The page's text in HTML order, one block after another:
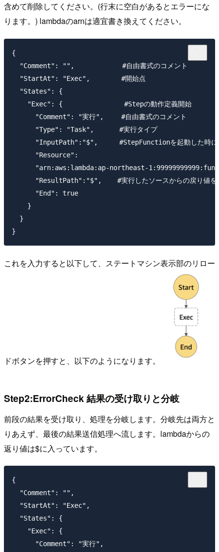
含めて削除してください。(行末に空白があるとエラーにな
ります。) lambdaのarnは適宜書き換えてください。
{
  "Comment": "",　　　　　　　#自由書式のコメント
  "StartAt": "Exec",　　　　 #開始点
  "States": {
    "Exec": {　　　　　　　　　#Stepの動作定義開始
      "Comment": "実行",　　 #自由書式のコメント
      "Type": "Task",　　   #実行タイプ
"InputPath":"$",　　  #StepFunctionを起動した時
      "Resource":
"arn:aws:lambda:ap-northeast-
"ResultPath":"$",    #実行したソースからの戻り値を
      "End": true
    }
  }
これを入力すると以下して、ステートマシン表示部のリロー
ドボタンを押すと、以下のようになります。
Step2:ErrorCheck 結果の受け取りと分岐
前段の結果を受け取り、処理を分岐します。分岐先は両方と
りあえず、最後の結果送信処理へ流します。lambdaからの
返り値は$に入っています。
{
  "Comment": "",
  "StartAt": "Exec",
  "States": {
    "Exec": {
      "Comment": "実行",